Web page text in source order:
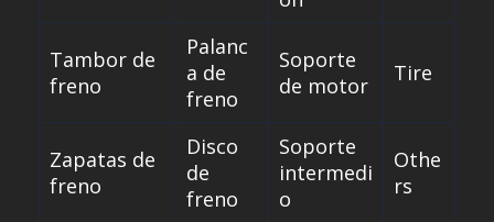
Tambor de
freno
Palanc
a de
freno
Soporte
de motor
Tire
Zapatas de
freno
Disco
de
freno
Soporte
intermedi
o
Othe
rs